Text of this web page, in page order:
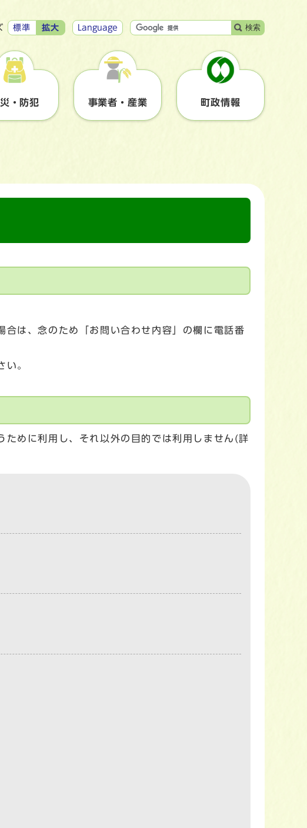
標準 拡大 Language 検索
・防犯 事業者・産業 町政情報
は、念のため「お問い合わせ内容」の欄に電話番
い。
ために利用し、それ以外の目的では利用しません(詳